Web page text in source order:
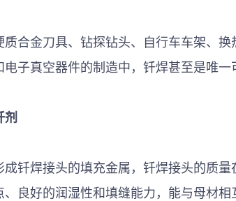
质合金刀具、钻探钻头、自行车车架、换
电子真空器件的制造中，钎焊甚至是唯一
剂
成钎焊接头的填充金属，钎焊接头的质
、良好的润湿性和填缝能力，能与母材